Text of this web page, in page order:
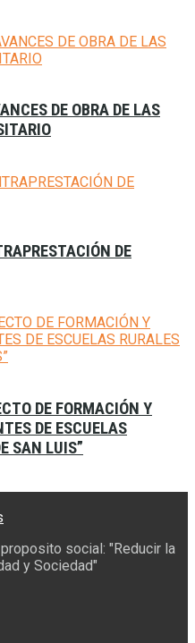
DE OBRA DE LAS
DE
DE FORMACIÓN Y
DE ESCUELAS
SAN LUIS”
social: "Reducir la
y Sociedad"